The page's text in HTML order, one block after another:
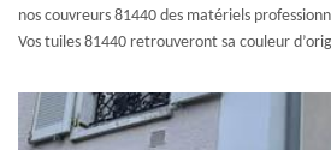
nos couvreurs 81440 des matériels
Vos tuiles 81440 retrouveront sa couleur